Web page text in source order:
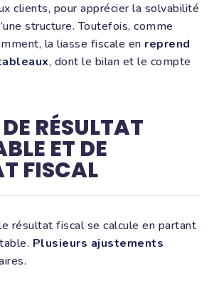
clients, pour apprécier la solvabilité
structure. Toutefois, comme
la liasse fiscale en reprend
, dont le bilan et le compte
RÉSULTAT
ET DE
FISCAL
résultat fiscal se calcule en partant
Plusieurs ajustements